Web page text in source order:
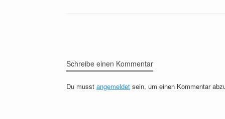
Schreibe einen Kommentar
Du musst angemeldet sein, um einen Kommentar